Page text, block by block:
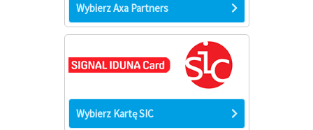
Wybierz Axa Partners
Wybierz Kartę SIC